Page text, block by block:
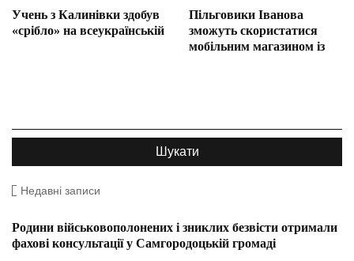
Учень з Калинівки здобув
«срібло» на всеукраїнській
Пільговики Іванова
зможуть скористатися
мобільним магазином із
Недавні записи
Родини військовополонених і зниклих безвісти отримали
фахові консультації у Самгородоцькій громаді